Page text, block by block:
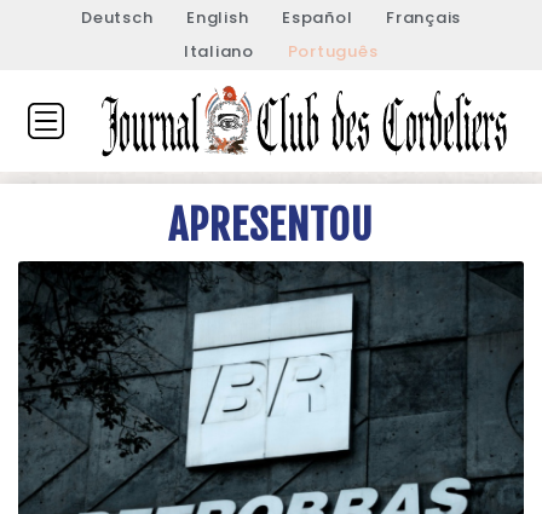
Deutsch English Español
Français
Italiano
Português
APRESENTOU